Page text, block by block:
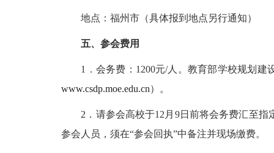
地点：福州市（具体报到地点另行通知）
五、参会费用
1．会务费：1200元/人。教育部学校规划建
www.csdp.moe.edu.cn）。
2．请参会高校于12月9日前将会务费汇至指
参会人员，须在“参会回执”中备注并现场缴费。